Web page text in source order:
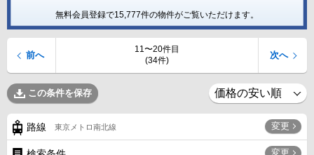
無料会員登録で15,777件の物件がご覧いただけます。
11〜20件目
(34件)
前へ 次へ
この条件を保存
路線 東京メトロ南北線 変更
変更